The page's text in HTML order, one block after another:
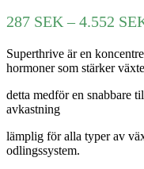
287 SEK – 4.552
Superthrive är en
hormoner som stärker
detta medför en snabbare
avkastning
lämplig för alla typer av
odlingssystem.